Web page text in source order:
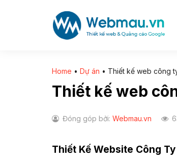
Home • Dự án • Thiết kế web công
Thiết kế web
Đóng góp bởi: Webmau.vn
Thiết Kế Website Công